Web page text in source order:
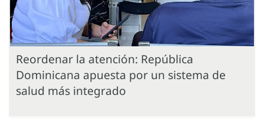
Reordenar la atención: República
Dominicana apuesta por un sistema de
salud más integrado